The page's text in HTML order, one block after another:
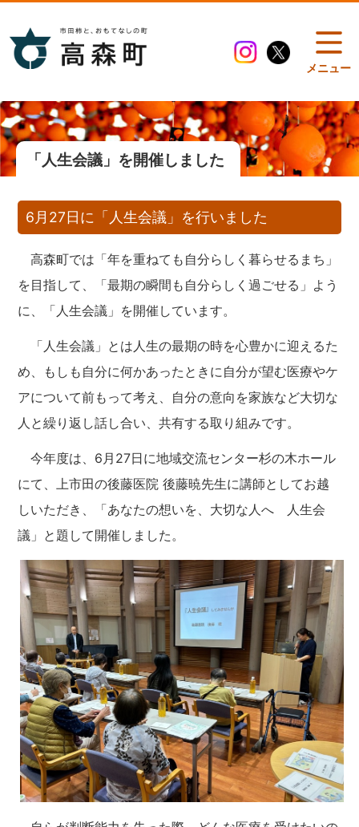
メニュー
「人生会議」を開催しました
6月27日に「人生会議」を行いました
高森町では「年を重ねても自分らしく暮らせるまち」
を目指して、「最期の瞬間も自分らしく過ごせる」よう
に、「人生会議」を開催しています。
「人生会議」とは人生の最期の時を心豊かに迎えるた
め、もしも自分に何かあったときに自分が望む医療やケ
アについて前もって考え、自分の意向を家族など大切な
人と繰り返し話し合い、共有する取り組みです。
今年度は、6月27日に地域交流センター杉の木ホール
にて、上市田の後藤医院 後藤暁先生に講師としてお越
しいただき、「あなたの想いを、大切な人へ 人生会
議」と題して開催しました。